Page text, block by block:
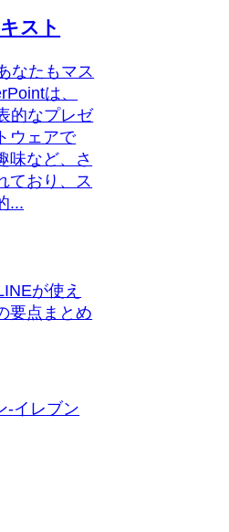
スト
なたもマス
は、
的なプレゼ
ウェアで
味など、さ
ており、ス
...
が使え
要点まとめ
‐イレブン